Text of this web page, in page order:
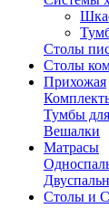
Столы
Столы
Прихожая
Тумбы
Вешалки
Матрасы
Столы и